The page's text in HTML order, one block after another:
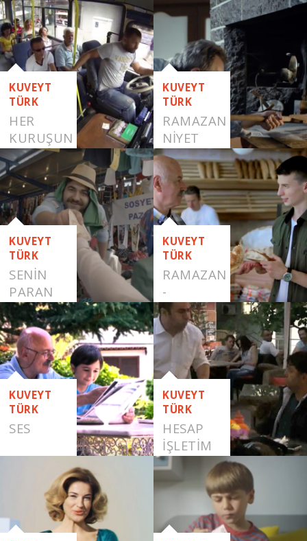
KUVEYT
TÜRK
HER
KURUŞUN
DEĞERİNİ
BİLENLERE
KUVEYT
TÜRK
RAMAZAN
NİYET
KUVEYT
TÜRK
SENIN
PARAN
KUVEYT
TÜRK
RAMAZAN
-
PAYLAŞMAK
KUVEYT
TÜRK
SES
KUVEYT
TÜRK
HESAP
İŞLETIM
ÜCRETI
VIRAL
FILMLER